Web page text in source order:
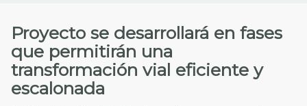
Proyecto se desarrollará en fases
que permitirán una
transformación vial eficiente y
escalonada